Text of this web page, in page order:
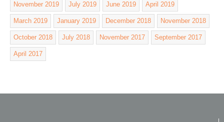
November 2019 July 2019 June 2019 April 2019
March 2019 January 2019 December 2018 November 2018
October 2018 July 2018 November 2017 September 2017
April 2017